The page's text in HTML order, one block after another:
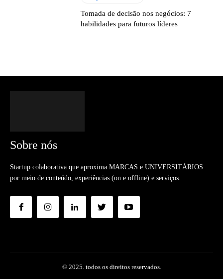
Tomada de decisão nos negócios: 7
habilidades para futuros líderes
Sobre nós
Startup colaborativa que aproxima MARCAS e UNIVERSITÁRIOS
por meio de conteúdo, experiências (on e offline) e serviços.
© 2025. todos os direitos reservados.